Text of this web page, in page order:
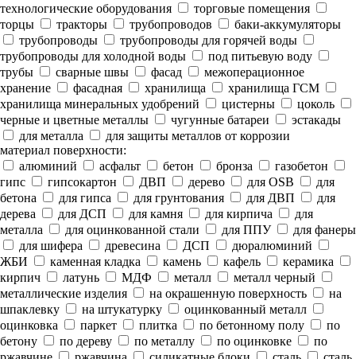
технологические оборудования
торговые помещения
торцы
тракторы трубопроводов
баки-аккумуляторы
трубопроводы
трубопроводы для горячей воды
трубопроводы для холодной воды
под питьевую воду
трубы
сварные швы фасад
межоперационное
хранение
фасадная хранилища
хранилища ГСМ
хранилища минеральных удобрений
цистерны
цоколь
черные и цветные металлы
чугунные батареи
эстакады
для металла
для защиты металлов от коррозии
материал поверхности:
алюминий
асфальт бетон бронза
газобетон
гипс
гипсокартон ДВП дерево для OSB
для
бетона
для гипса для грунтования для ДВП
для
дерева
для ДСП для камня для кирпича
для
металла
для оцинкованной стали для ППУ
для фанеры
для шифера
древесина ДСП
дюралюминий
ЖБИ
каменная кладка камень кафель
керамика
кирпич
латунь МДФ металл
металл черный
металлические изделия
на окрашенную поверхность
на
шпаклевку
на штукатурку
оцинкованный металл
оцинковка
паркет плитка по бетонному полу
по
бетону
по дереву по металлу по оцинковке
по